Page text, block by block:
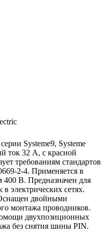
Systeme9, Systeme
ток 32 А, с красной
требованиям стандартов
2-4. Применяется в
400 В. Предназначен для
электрических сетях.
двойными
монтажа проводников.
двухпозиционных
без снятия шины PIN.